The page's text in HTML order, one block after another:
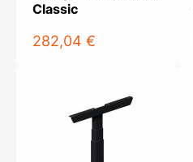
Classic
282,04 €